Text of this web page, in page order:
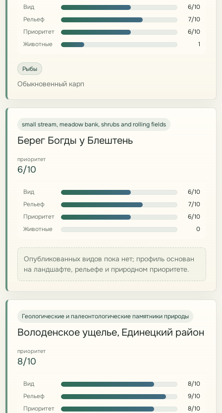
Вид
6/10
Рельеф
7/10
Приоритет
6/10
Животные
1
Рыбы
Обыкновенный карп
small stream, meadow bank, shrubs and rolling fields
Берег Богды у Блештень
приоритет
6/10
Вид
6/10
Рельеф
7/10
Приоритет
6/10
Животные
0
Опубликованных видов пока нет; профиль основан
на ландшафте, рельефе и природном приоритете.
Геологические и палеонтологические памятники природы
Володенское ущелье, Единецкий район
приоритет
8/10
Вид
8/10
Рельеф
9/10
Приоритет
8/10